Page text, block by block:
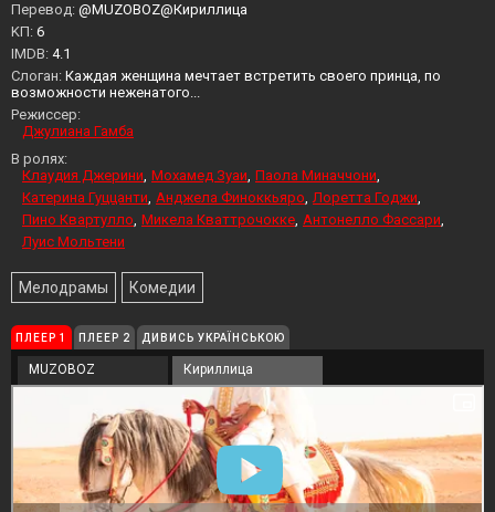
Перевод: @MUZOBOZ@Кириллица
KП: 6
IMDB: 4.1
Слоган: Каждая женщина мечтает встретить своего принца, по
возможности неженатого...
Режиссер:
Джулиана Гамба
В ролях:
Клаудия Джерини Мохамед Зуаи Паола Миначчони
Катерина Гуццанти Анджела Финоккьяро Лоретта Годжи
Пино Квартулло Микела Кваттрочокке Антонелло Фассари
Луис Мольтени
Мелодрамы Комедии
ПЛЕЕР 1 ПЛЕЕР 2 ДИВИСЬ УКРАЇНСЬКОЮ
MUZOBOZ Кириллица